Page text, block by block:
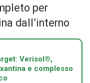
per
dall’interno
Verisol®,
e complesso